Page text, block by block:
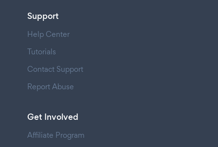
Support
Help Center
Tutorials
Contact Support
Report Abuse
Get Involved
Affiliate Program